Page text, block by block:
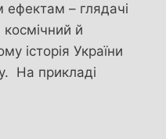
ефектам – глядачі
космічний й
історія України
На прикладі